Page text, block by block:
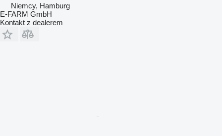
Niemcy, Hamburg
E-FARM GmbH
Kontakt z dealerem